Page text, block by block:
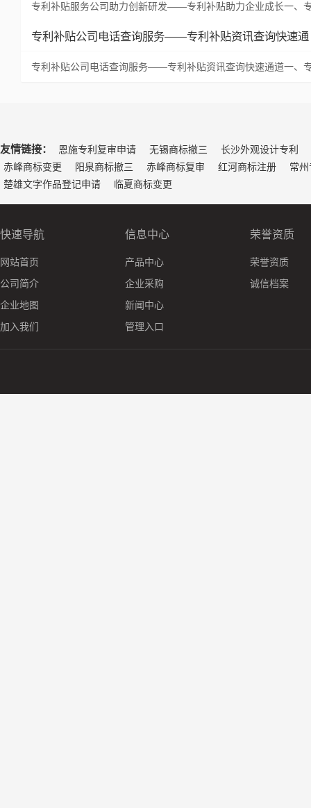
专利补贴服务公司助力创新研发——专利补贴助力企业成长一、
专利补贴公司电话查询服务——专利补贴资讯查询快速通
专利补贴公司电话查询服务——专利补贴资讯查询快速通道一、
友情链接： 恩施专利复审申请 无锡商标撤三
长沙外观设计专利
赤峰商标变更
阳泉商标撤三 赤峰商标复审 红河商标注册
常
楚雄文字作品登记申请
临夏商标变更
快速导航
网站首页
公司简介
企业地图
加入我们
信息中心
产品中心
企业采购
新闻中心
管理入口
荣誉资质
荣誉资质
诚信档案